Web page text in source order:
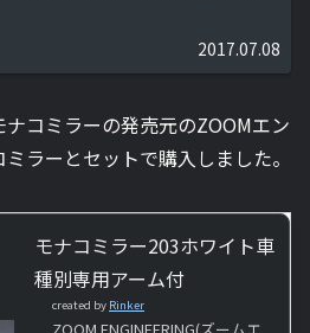
2017.07.08
コミラーの発売元のZOOMエン
ラーとセットで購入しました。
モナコミラー203ホワイト車
種別専用アーム付
created by Rinker